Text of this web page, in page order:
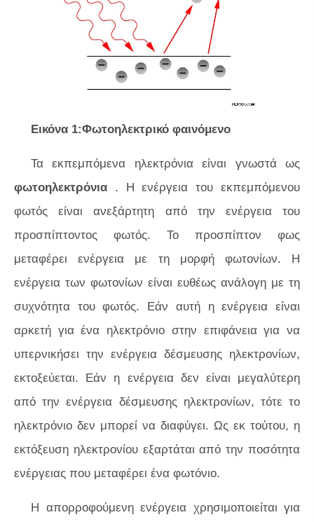
Εικόνα 1:Φωτοηλεκτρικό φαινόμενο
Τα εκπεμπόμενα ηλεκτρόνια είναι γνωστά ως
φωτοηλεκτρόνια . Η ενέργεια του εκπεμπόμενου
φωτός είναι ανεξάρτητη από την ενέργεια του
προσπίπτοντος φωτός. Το προσπίπτον φως
μεταφέρει ενέργεια με τη μορφή φωτονίων. Η
ενέργεια των φωτονίων είναι ευθέως ανάλογη με τη
συχνότητα του φωτός. Εάν αυτή η ενέργεια είναι
αρκετή για ένα ηλεκτρόνιο στην επιφάνεια για να
υπερνικήσει την ενέργεια δέσμευσης ηλεκτρονίων,
εκτοξεύεται. Εάν η ενέργεια δεν είναι μεγαλύτερη
από την ενέργεια δέσμευσης ηλεκτρονίων, τότε το
ηλεκτρόνιο δεν μπορεί να διαφύγει. Ως εκ τούτου, η
εκτόξευση ηλεκτρονίου εξαρτάται από την ποσότητα
ενέργειας που μεταφέρει ένα φωτόνιο.
Η απορροφούμενη ενέργεια χρησιμοποιείται για